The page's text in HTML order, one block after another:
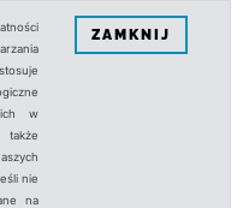
w
także
nie
na
ZAMKNIJ